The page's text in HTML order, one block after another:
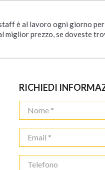
è al lavoro ogni giorno
miglior prezzo, se doveste
RICHIEDI